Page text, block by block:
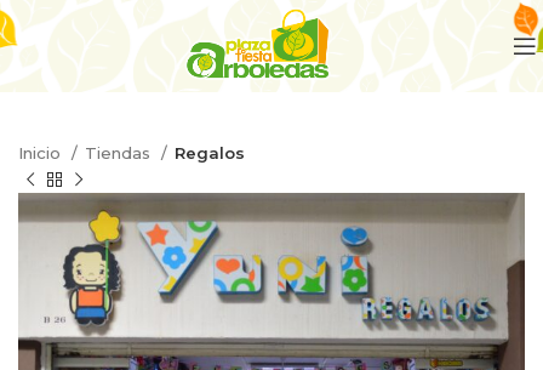
Inicio Tiendas Regalos